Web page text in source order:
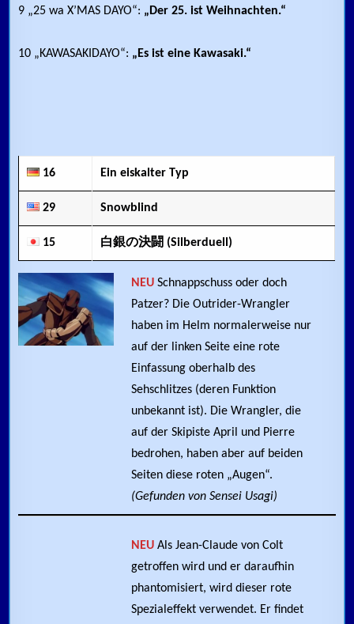
9 „25 wa X’MAS DAYO“: „Der 25. ist Weihnachten.“
10 „KAWASAKIDAYO“: „Es ist eine Kawasaki.“
16 Ein eiskalter Typ
29 Snowblind
15 白銀の決闘 (Silberduell)
NEU Schnappschuss oder doch
Patzer? Die Outrider-Wrangler
haben im Helm normalerweise nur
auf der linken Seite eine rote
Einfassung oberhalb des
Sehschlitzes (deren Funktion
unbekannt ist). Die Wrangler, die
auf der Skipiste April und Pierre
bedrohen, haben aber auf beiden
Seiten diese roten „Augen“.
(Gefunden von Sensei Usagi)
NEU Als Jean-Claude von Colt
getroffen wird und er daraufhin
phantomisiert, wird dieser rote
Spezialeffekt verwendet. Er findet